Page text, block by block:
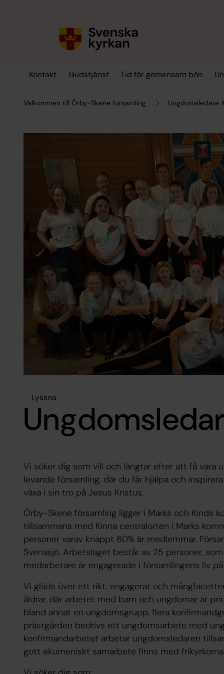
Kontakt Gudstjänst Tid för gemensam bön
Välkommen till Örby-Skene församling Ungdomsledare
Lyssna
Vi söker dig som vill och längtar efter att få vara
levande församling, där du får hjälpa och
växa i sin tro på Jesus Kristus.
Örby-Skene församling ligger i Marks och Kinds
tillsammans med Kinna centralorten i Marks
personer varav knappt 60% är medlemmar.
Svenasjö. Arbetslaget består av 25 personer,
medarbetare är engagerade i församlingens liv
Vi gläds över ett rikt, engagerat och
åldrar, där arbetet med barn och ungdomar är
bland annat en ungdomsgrupp, flera
prästgården bedrivs ett ungdomsarbete med
konfirmandarbetet arbetar ungdomsledaren
gott ekumeniskt samarbete finns med